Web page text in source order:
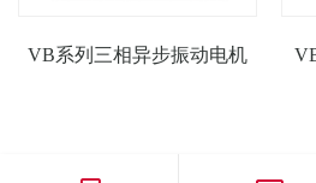
VB系列三相异步振动电机